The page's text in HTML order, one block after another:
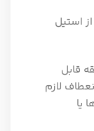
استیل
قابل
لازم
یا